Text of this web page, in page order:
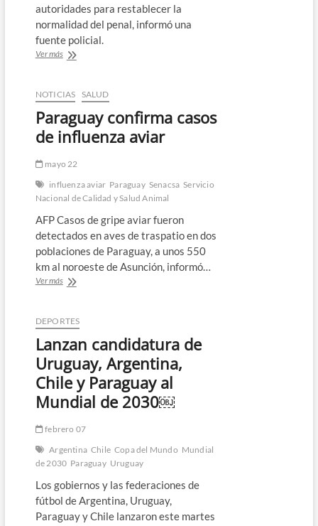
autoridades para restablecer la
normalidad del penal, informó una
fuente policial.
Ver másPresos
de
principal
cárcel
de
Paraguay
NOTICIAS SALUD
Paraguay confirma casos
de influenza aviar
mayo 22
influenza aviar Paraguay Senacsa Servicio
Nacional de Calidad y Salud Animal
AFP Casos de gripe aviar fueron
detectados en aves de traspatio en dos
poblaciones de Paraguay, a unos 550
km al noroeste de Asunción, informó…
Ver másParaguay
de
influenza
aviar
DEPORTES
Lanzan candidatura de
Uruguay, Argentina,
Chile y Paraguay al
Mundial de 2030￼
febrero 07
Argentina Chile Copa del Mundo Mundial
de 2030 Paraguay Uruguay
Los gobiernos y las federaciones de
fútbol de Argentina, Uruguay,
Paraguay y Chile lanzaron este martes